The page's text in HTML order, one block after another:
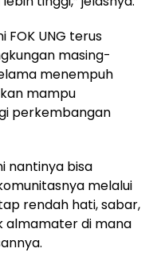
UNG terus
masing-
menempuh
mampu
perkembangan
nantinya bisa
melalui
rendah hati, sabar,
almamater di mana